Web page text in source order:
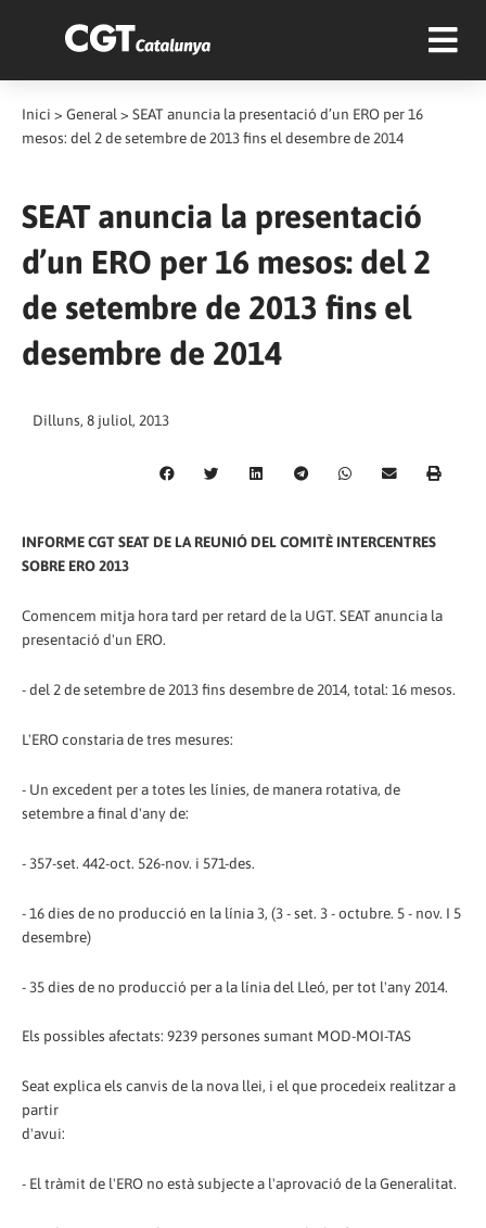
Inici > General > SEAT anuncia la presentació d’un ERO per 16
mesos: del 2 de setembre de 2013 fins el desembre de 2014
SEAT anuncia la presentació
d’un ERO per 16 mesos: del 2
de setembre de 2013 fins el
desembre de 2014
Dilluns, 8 juliol, 2013
INFORME CGT SEAT DE LA REUNIÓ DEL COMITÈ INTERCENTRES
SOBRE ERO 2013
Comencem mitja hora tard per retard de la UGT. SEAT anuncia la
presentació d'un ERO.
- del 2 de setembre de 2013 fins desembre de 2014, total: 16 mesos.
L'ERO constaria de tres mesures:
- Un excedent per a totes les línies, de manera rotativa, de
setembre a final d'any de:
- 357-set. 442-oct. 526-nov. i 571-des.
- 16 dies de no producció en la línia 3, (3 - set. 3 - octubre. 5 - nov. I 5
desembre)
- 35 dies de no producció per a la línia del Lleó, per tot l'any 2014.
Els possibles afectats: 9239 persones sumant MOD-MOI-TAS
Seat explica els canvis de la nova llei, i el que procedeix realitzar a
partir
d'avui:
- El tràmit de l'ERO no està subjecte a l'aprovació de la Generalitat.